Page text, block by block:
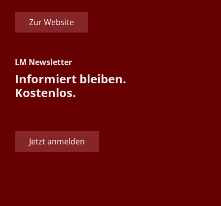
Zur Website
LM Newsletter
Informiert bleiben.
Kostenlos.
Jetzt anmelden